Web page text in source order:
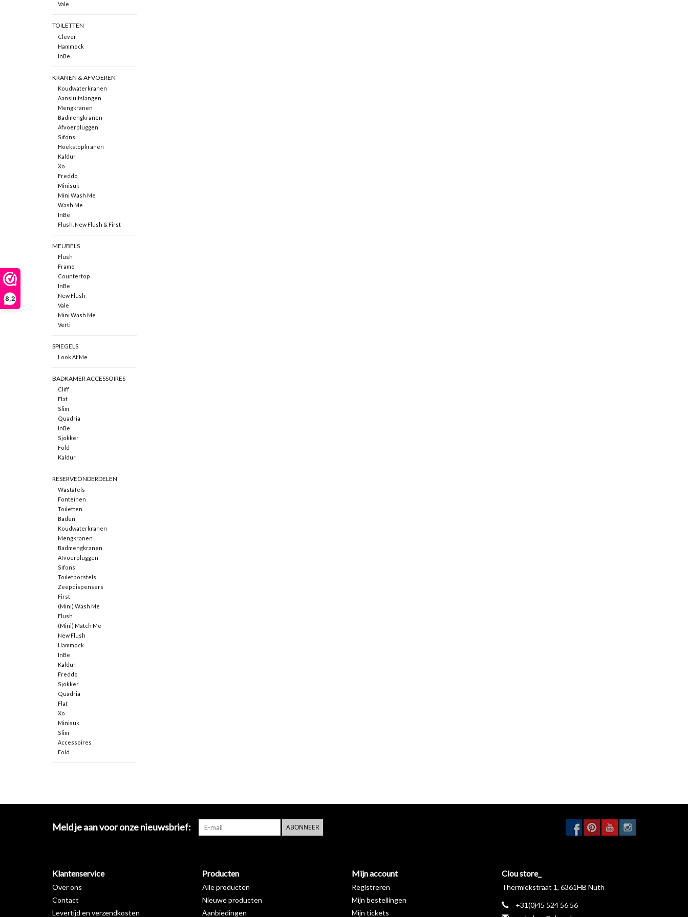
8,2
Vale
TOILETTEN
Clever
Hammock
InBe
KRANEN & AFVOEREN
Koudwaterkranen
Aansluitslangen
Mengkranen
Badmengkranen
Afvoerpluggen
Sifons
Hoekstopkranen
Kaldur
Xo
Freddo
Minisuk
Mini Wash Me
Wash Me
InBe
Flush, New Flush & First
MEUBELS
Flush
Frame
Countertop
InBe
New Flush
Vale
Mini Wash Me
Verti
SPIEGELS
Look At Me
BADKAMER ACCESSOIRES
Cliff
Flat
Slim
Quadria
InBe
Sjokker
Fold
Kaldur
RESERVEONDERDELEN
Wastafels
Fonteinen
Toiletten
Baden
Koudwaterkranen
Mengkranen
Badmengkranen
Afvoerpluggen
Sifons
Toiletborstels
Zeepdispensers
First
(Mini) Wash Me
Flush
(Mini) Match Me
New Flush
Hammock
InBe
Kaldur
Freddo
Sjokker
Quadria
Flat
Xo
Minisuk
Slim
Accessoires
Fold
Meld je aan voor onze nieuwsbrief: ABONNEER
Klantenservice
Over ons
Contact
Levertijd en verzendkosten
Producten
Alle producten
Nieuwe producten
Aanbiedingen
Mijn account
Registreren
Mijn bestellingen
Mijn tickets
Clou store_
Thermiekstraat 1, 6361HB Nuth
+31(0)45 524 56 56